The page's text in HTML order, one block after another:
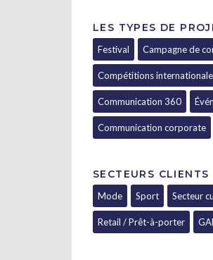
LES TYPES DE
Festival Campagne de
Compétitions
Communication 360
Communication corporate
SECTEURS CLIENTS
Mode Sport Secteur
Retail / Prêt-à-porter